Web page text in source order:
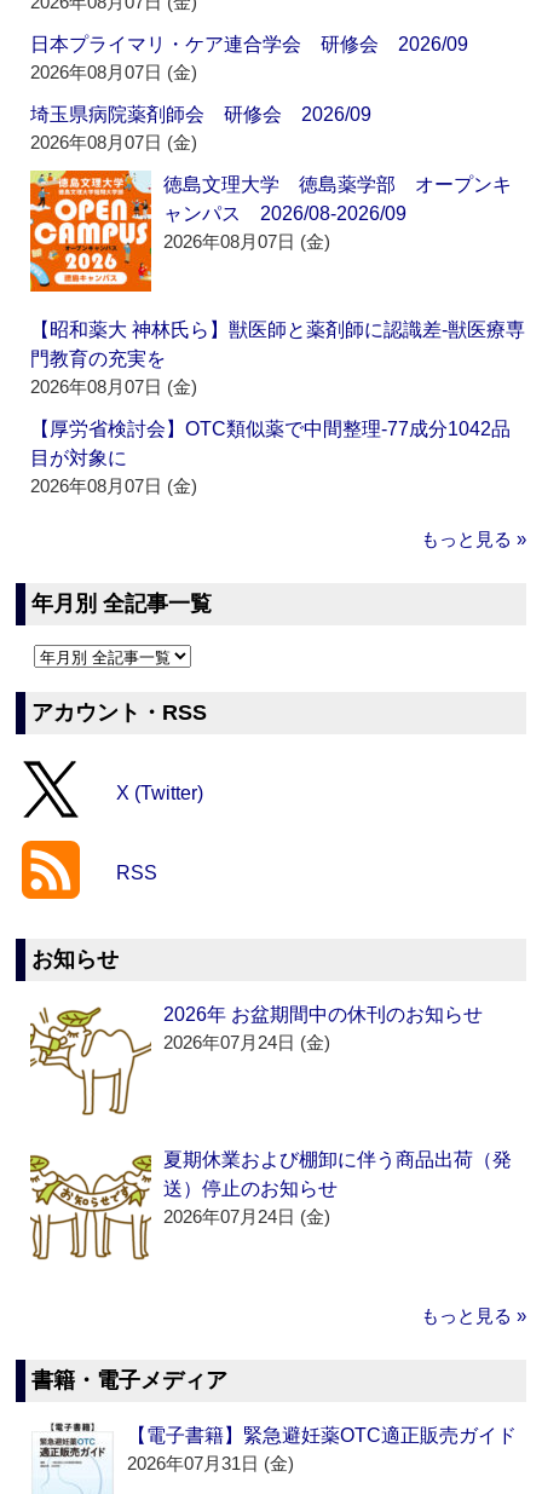
日本プライマリ・ケア連合学会 研修会 2026/09
2026年08月07日 (金)
埼玉県病院薬剤師会 研修会 2026/09
2026年08月07日 (金)
徳島文理大学 徳島薬学部 オープンキ
ャンパス 2026/08-2026/09
2026年08月07日 (金)
【昭和薬大 神林氏ら】獣医師と薬剤師に認識差‐獣医療専
門教育の充実を
2026年08月07日 (金)
【厚労省検討会】OTC類似薬で中間整理‐77成分1042品
目が対象に
2026年08月07日 (金)
もっと見る »
年月別 全記事一覧
アカウント・RSS
X (Twitter)
RSS
お知らせ
2026年 お盆期間中の休刊のお知らせ
2026年07月24日 (金)
夏期休業および棚卸に伴う商品出荷（発
送）停止のお知らせ
2026年07月24日 (金)
もっと見る »
書籍・電子メディア
【電子書籍】緊急避妊薬OTC適正販売ガイド
2026年07月31日 (金)